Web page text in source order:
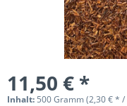
11,50 € *
Inhalt: 500 Gramm (2,30 € *